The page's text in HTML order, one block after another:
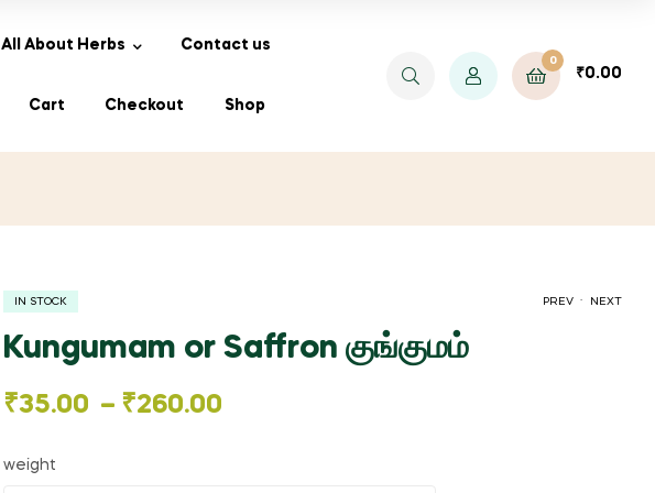
All About Herbs Contact us
Cart Checkout Shop
0
₹0.00
PREV NEXT
IN STOCK
Kungumam or Saffron குங்குமம்
₹35.00 – ₹260.00
Price
range:
weight